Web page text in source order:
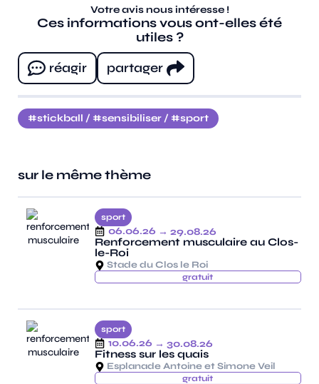
Votre avis nous intéresse !
Ces informations vous ont-elles été
utiles ?
réagir
partager
stickball / sensibiliser / sport
sur le même thème
sport
06.06.26 → 29.08.26
Renforcement musculaire au Clos-
le-Roi
Stade du Clos le Roi
gratuit
sport
10.06.26 → 30.08.26
Fitness sur les quais
Esplanade Antoine et Simone Veil
gratuit